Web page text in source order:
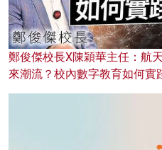
鄭俊傑校長X陳穎華主任：航
來潮流？校內數字教育如何實